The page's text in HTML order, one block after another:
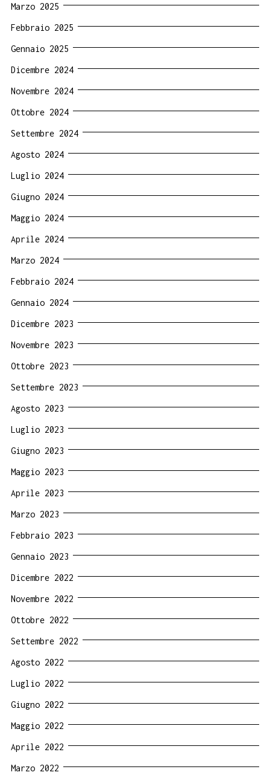
Marzo 2025
Febbraio 2025
Gennaio 2025
Dicembre 2024
Novembre 2024
Ottobre 2024
Settembre 2024
Agosto 2024
Luglio 2024
Giugno 2024
Maggio 2024
Aprile 2024
Marzo 2024
Febbraio 2024
Gennaio 2024
Dicembre 2023
Novembre 2023
Ottobre 2023
Settembre 2023
Agosto 2023
Luglio 2023
Giugno 2023
Maggio 2023
Aprile 2023
Marzo 2023
Febbraio 2023
Gennaio 2023
Dicembre 2022
Novembre 2022
Ottobre 2022
Settembre 2022
Agosto 2022
Luglio 2022
Giugno 2022
Maggio 2022
Aprile 2022
Marzo 2022